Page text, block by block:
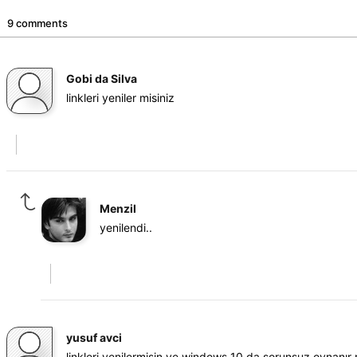
9 comments
Gobi da Silva
linkleri yeniler misiniz
Menzil
yenilendi..
yusuf avci